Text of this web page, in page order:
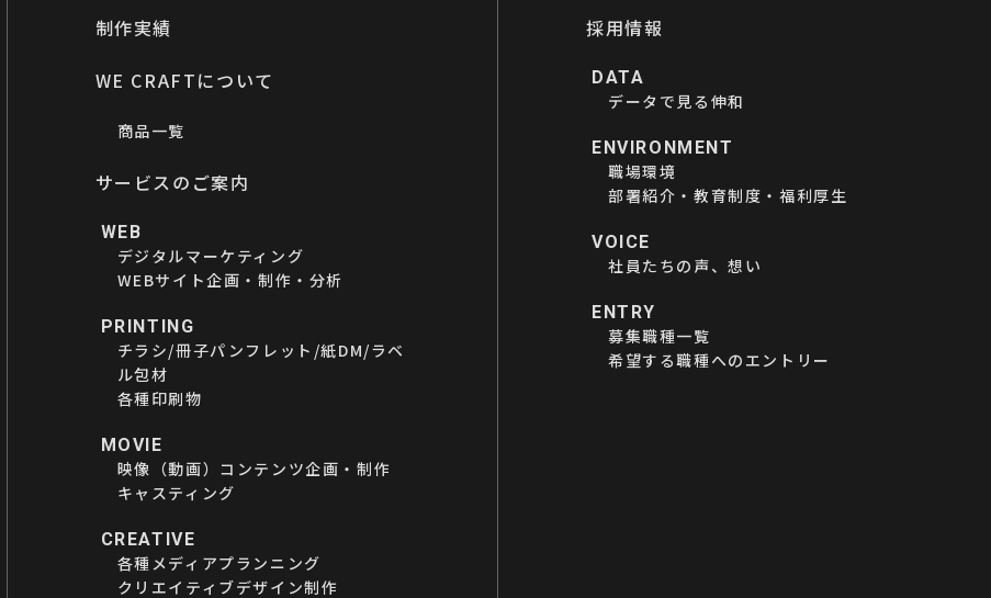
制作実績
WE CRAFTについて
商品一覧
サービスのご案内
WEB
デジタルマーケティング
WEBサイト企画・制作・分析
PRINTING
チラシ/冊子パンフレット/紙DM/ラベ
ル包材
各種印刷物
MOVIE
映像（動画）コンテンツ企画・制作
キャスティング
CREATIVE
各種メディアプランニング
クリエイティブデザイン制作
採用情報
DATA
データで見る伸和
ENVIRONMENT
職場環境
部署紹介・教育制度・福利厚生
VOICE
社員たちの声、想い
ENTRY
募集職種一覧
希望する職種へのエントリー